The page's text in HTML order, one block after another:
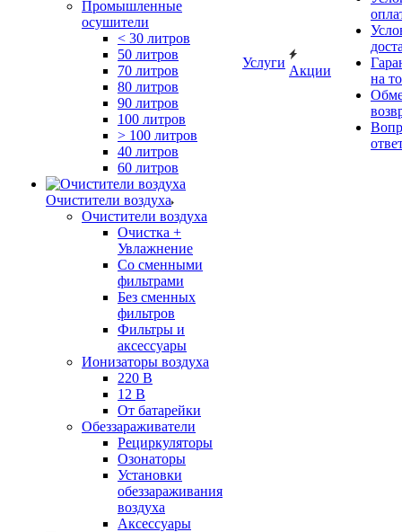
Промышленные
осушители
< 30 литров
50 литров
70 литров
80 литров
90 литров
100 литров
> 100 литров
40 литров
60 литров
Очистители воздуха
Очистители воздуха
Очистка +
Увлажнение
Cо сменными
фильтрами
Без сменных
фильтров
Фильтры и
аксессуары
Ионизаторы воздуха
220 В
12 В
От батарейки
Обеззараживатели
Рециркуляторы
Озонаторы
Установки
обеззараживания
воздуха
Аксессуары
Услуги
Акции
на